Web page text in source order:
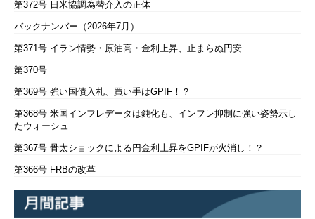
第372号 日米協調為替介入の正体
バックナンバー（2026年7月）
第371号 イラン情勢・原油高・金利上昇、止まらぬ円安
第370号
第369号 強い国債入札、買い手はGPIF！？
第368号 米国インフレデータは鈍化も、インフレ抑制に強い姿勢示し
たウォーシュ
第367号 骨太ショックによる円金利上昇をGPIFが火消し！？
第366号 FRBの改革